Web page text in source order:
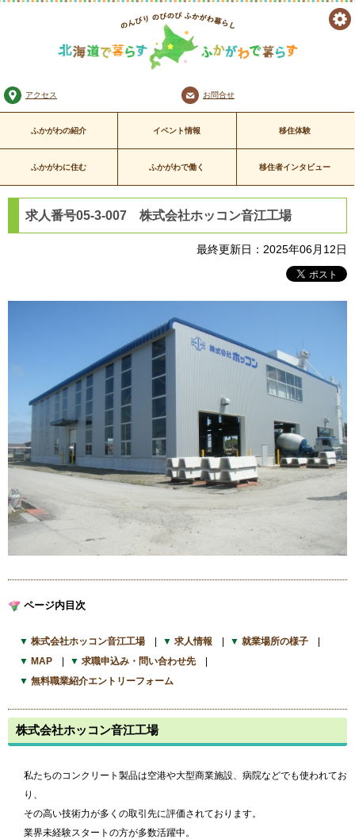
北海道で暮らす ふかがわで暮
らす
のんびり のびのび
アクセス お問合せ
ふかがわの紹介 イベント情報 移住体験
ふかがわに住む ふかがわで働く 移住者インタビュー
求人番号05-3-007 株式会社ホッコン音江工場
最終更新日：2025年06月12日
ページ内目次
株式会社ホッコン音江工場 求人情報
就業場所の様子
MAP
求職申込み・問い合わせ先
無料職業紹介エントリーフォーム
株式会社ホッコン音江工場
私たちのコンクリート製品は空港や大型商業施設、病院などでも使われてお
り、
その高い技術力が多くの取引先に評価されております。
業界未経験スタートの方が多数活躍中。